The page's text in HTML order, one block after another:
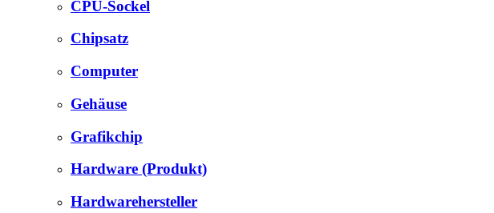
CPU-Sockel
Chipsatz
Computer
Gehäuse
Grafikchip
Hardware (Produkt)
Hardwarehersteller